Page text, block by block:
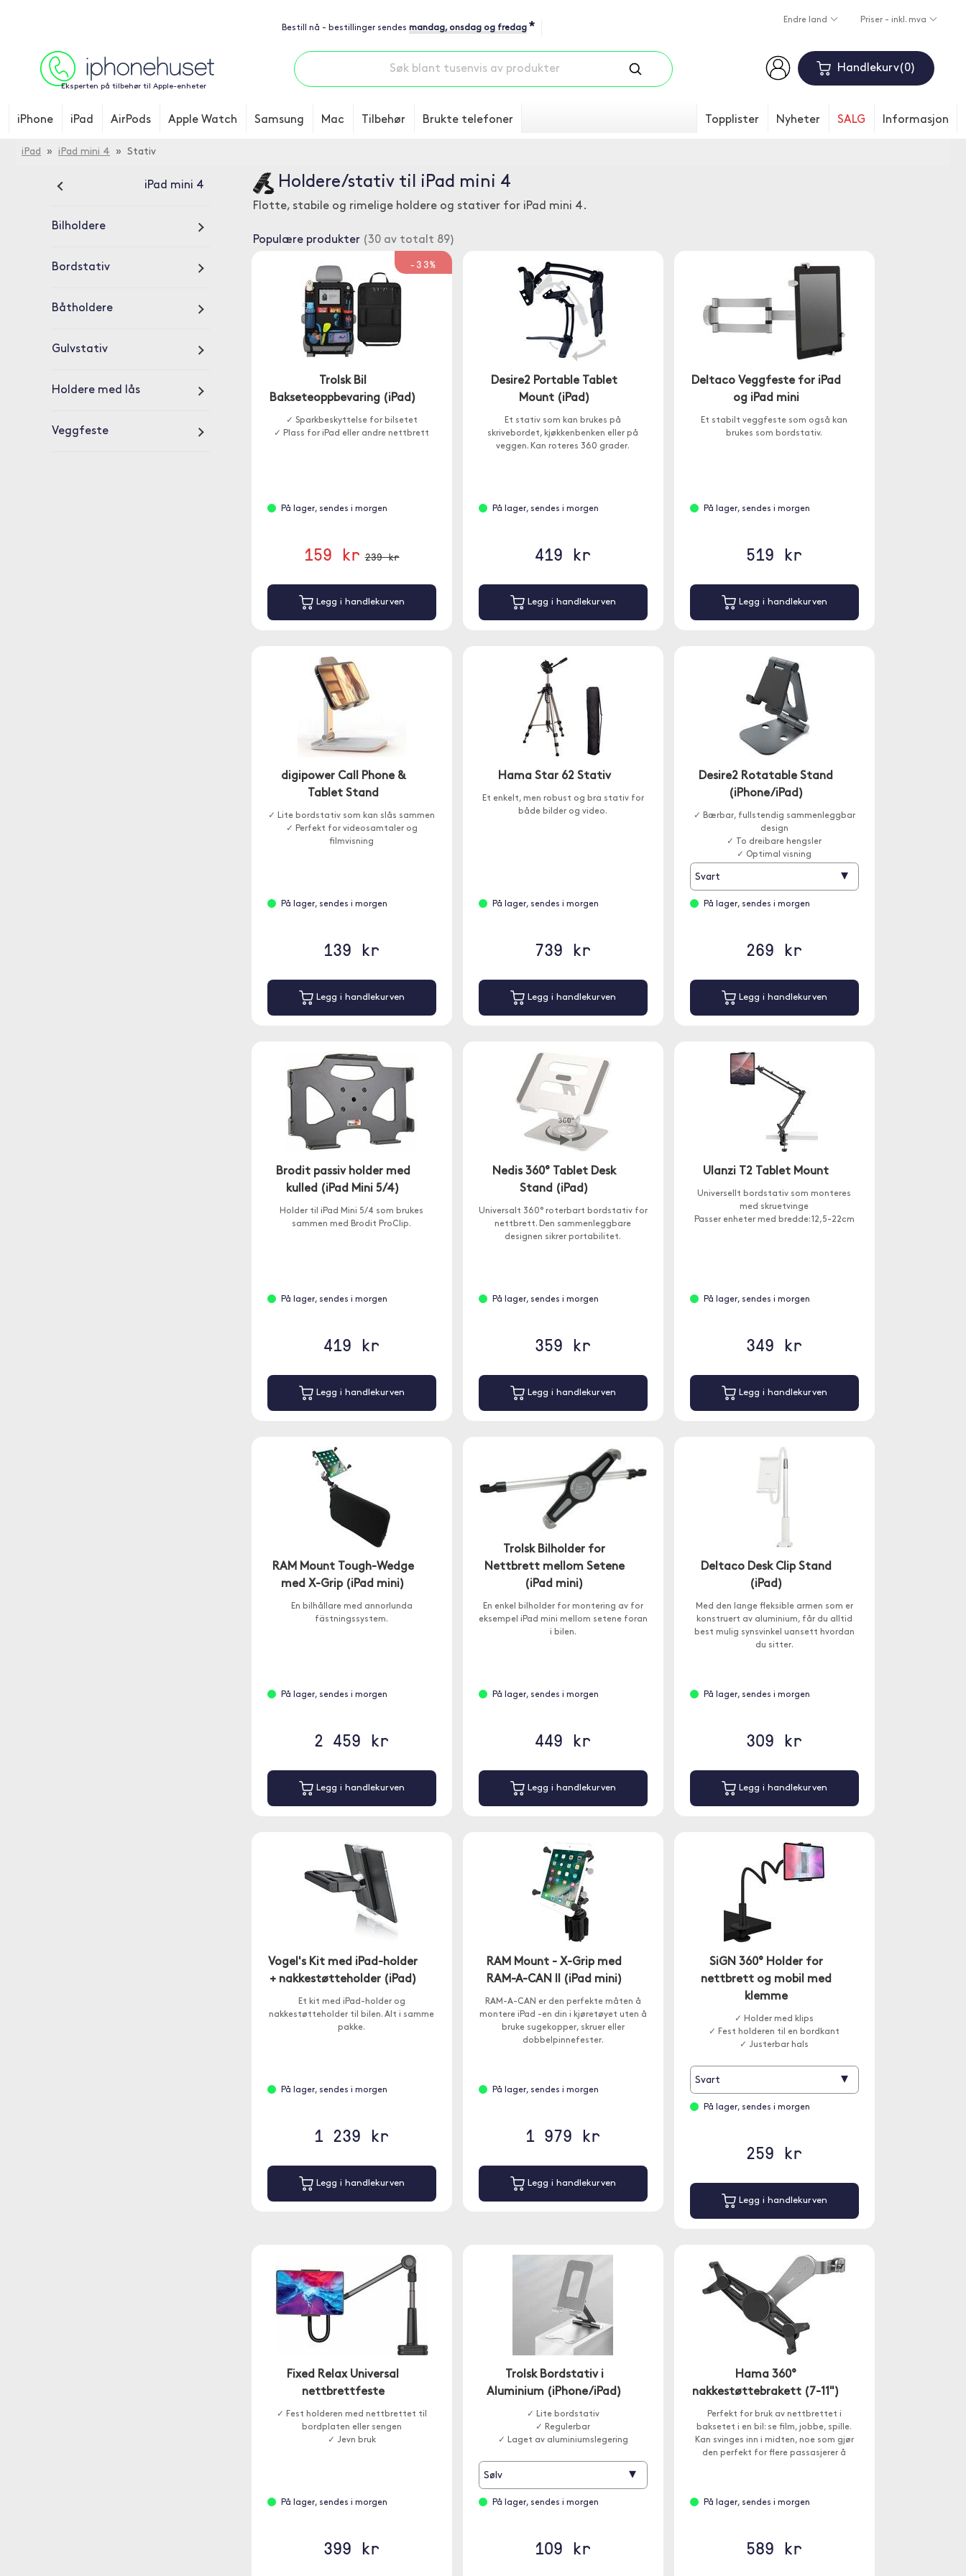
Bestill nå - bestillinger sendes mandag, onsdag og fredag *
Endre land Priser - inkl. mva
Eksperten på tilbehør til Apple-enheter
Handlekurv 0
iPhone iPad AirPods Apple Watch Samsung Mac Tilbehør Brukte telefoner Topplister Nyheter SALG Informasjon
iPad » iPad mini 4 » Stativ
iPad mini 4
Bilholdere
Bordstativ
Båtholdere
Gulvstativ
Holdere med lås
Veggfeste
Holdere/stativ til iPad mini 4
Flotte, stabile og rimelige holdere og stativer for iPad mini 4.
Populære produkter (30 av totalt 89)
-33%
Trolsk Bil
Bakseteoppbevaring (iPad)
✓ Sparkbeskyttelse for bilsetet
✓ Plass for iPad eller andre nettbrett
På lager, sendes i morgen
159 kr 239 kr
Legg i handlekurven
Desire2 Portable Tablet
Mount (iPad)
Et stativ som kan brukes på
skrivebordet, kjøkkenbenken eller på
veggen. Kan roteres 360 grader.
På lager, sendes i morgen
419 kr
Legg i handlekurven
Deltaco Veggfeste for iPad
og iPad mini
Et stabilt veggfeste som også kan
brukes som bordstativ.
På lager, sendes i morgen
519 kr
Legg i handlekurven
digipower Call Phone &
Tablet Stand
✓ Lite bordstativ som kan slås sammen
✓ Perfekt for videosamtaler og
filmvisning
På lager, sendes i morgen
139 kr
Legg i handlekurven
Hama Star 62 Stativ
Et enkelt, men robust og bra stativ for
både bilder og video.
På lager, sendes i morgen
739 kr
Legg i handlekurven
Desire2 Rotatable Stand
(iPhone/iPad)
✓ Bærbar, fullstendig sammenleggbar
design
✓ To dreibare hengsler
✓ Optimal visning
Svart ▾
På lager, sendes i morgen
269 kr
Legg i handlekurven
Brodit passiv holder med
kulled (iPad Mini 5/4)
Holder til iPad Mini 5/4 som brukes
sammen med Brodit ProClip.
På lager, sendes i morgen
419 kr
Legg i handlekurven
Nedis 360° Tablet Desk
Stand (iPad)
Universalt 360° roterbart bordstativ for
nettbrett. Den sammenleggbare
designen sikrer portabilitet.
På lager, sendes i morgen
359 kr
Legg i handlekurven
Ulanzi T2 Tablet Mount
Universellt bordstativ som monteres
med skruetvinge
Passer enheter med bredde: 12,5-22cm
På lager, sendes i morgen
349 kr
Legg i handlekurven
RAM Mount Tough-Wedge
med X-Grip (iPad mini)
En bilhållare med annorlunda
fästningssystem.
På lager, sendes i morgen
2 459 kr
Legg i handlekurven
Trolsk Bilholder for
Nettbrett mellom Setene
(iPad mini)
En enkel bilholder for montering av for
eksempel iPad mini mellom setene foran
i bilen.
På lager, sendes i morgen
449 kr
Legg i handlekurven
Deltaco Desk Clip Stand
(iPad)
Med den lange fleksible armen som er
konstruert av aluminium, får du alltid
best mulig synsvinkel uansett hvordan
du sitter.
På lager, sendes i morgen
309 kr
Legg i handlekurven
Vogel's Kit med iPad-holder
+ nakkestøtteholder (iPad)
Et kit med iPad-holder og
nakkestøtteholder til bilen. Alt i samme
pakke.
På lager, sendes i morgen
1 239 kr
Legg i handlekurven
RAM Mount - X-Grip med
RAM-A-CAN II (iPad mini)
RAM-A-CAN er den perfekte måten å
montere iPad -en din i kjøretøyet uten å
bruke sugekopper, skruer eller
dobbelpinnefester.
På lager, sendes i morgen
1 979 kr
Legg i handlekurven
SiGN 360° Holder for
nettbrett og mobil med
klemme
✓ Holder med klips
✓ Fest holderen til en bordkant
✓ Justerbar hals
Svart ▾
På lager, sendes i morgen
259 kr
Legg i handlekurven
Fixed Relax Universal
nettbrettfeste
✓ Fest holderen med nettbrettet til
bordplaten eller sengen
✓ Jevn bruk
På lager, sendes i morgen
399 kr
Trolsk Bordstativ i
Aluminium (iPhone/iPad)
✓ Lite bordstativ
✓ Regulerbar
✓ Laget av aluminiumslegering
Sølv ▾
På lager, sendes i morgen
109 kr
Hama 360°
nakkestøttebrakett (7-11")
Perfekt for bruk av nettbrettet i
baksetet i en bil: se film, jobbe, spille.
Kan svinges inn i midten, noe som gjør
den perfekt for flere passasjerer å
På lager, sendes i morgen
589 kr